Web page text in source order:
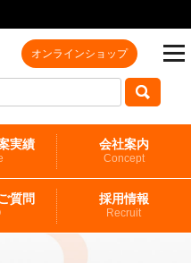
オンラインショップ
実績 会社案内
Concept
質問 採用情報
Recruit